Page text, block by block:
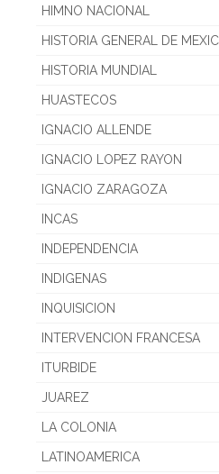
HIMNO NACIONAL
HISTORIA GENERAL DE
HISTORIA MUNDIAL
HUASTECOS
IGNACIO ALLENDE
IGNACIO LOPEZ RAYON
IGNACIO ZARAGOZA
INCAS
INDEPENDENCIA
INDIGENAS
INQUISICION
INTERVENCION FRANCESA
ITURBIDE
JUAREZ
LA COLONIA
LATINOAMERICA